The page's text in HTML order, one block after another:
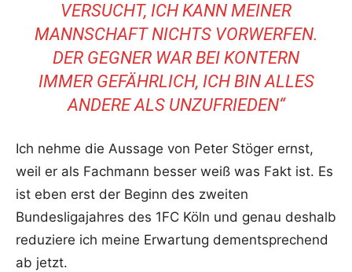
VERSUCHT, ICH KANN MEINER
MANNSCHAFT NICHTS VORWERFEN.
DER GEGNER WAR BEI KONTERN
IMMER GEFÄHRLICH, ICH BIN ALLES
ANDERE ALS UNZUFRIEDEN“
Ich nehme die Aussage von Peter Stöger ernst,
weil er als Fachmann besser weiß was Fakt ist. Es
ist eben erst der Beginn des zweiten
Bundesligajahres des 1FC Köln und genau deshalb
reduziere ich meine Erwartung dementsprechend
ab jetzt.